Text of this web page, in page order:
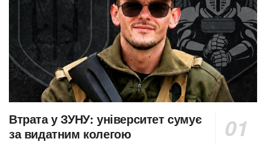
Втрата у ЗУНУ: університет сумує
за видатним колегою